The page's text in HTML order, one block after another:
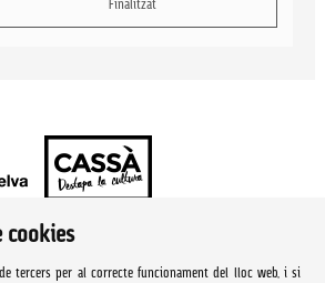
Finalitzat
de la Selva | Àrea de cultura
cookies
tercers per al correcte funcionament del lloc web, i si